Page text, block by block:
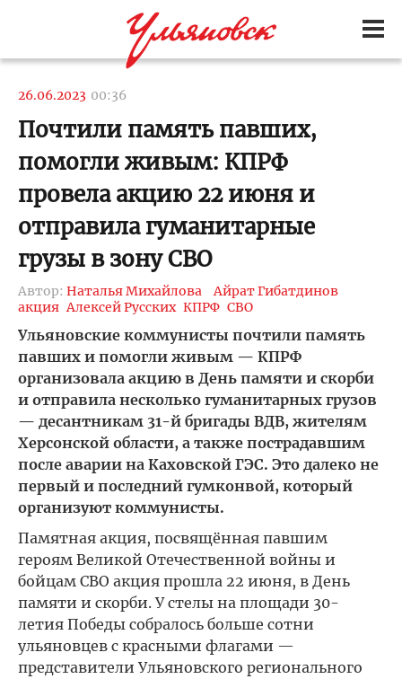
26.06.2023 00:36
Почтили память павших,
помогли живым: КПРФ
провела акцию 22 июня и
отправила гуманитарные
грузы в зону СВО
Автор: Наталья Михайлова
Айрат Гибатдинов
акция Алексей Русских КПРФ СВО
Ульяновские коммунисты почтили память
павших и помогли живым — КПРФ
организовала акцию в День памяти и скорби
и отправила несколько гуманитарных грузов
— десантникам 31-й бригады ВДВ, жителям
Херсонской области, а также пострадавшим
после аварии на Каховской ГЭС. Это далеко не
первый и последний гумконвой, который
организуют коммунисты.
Памятная акция, посвящённая павшим
героям Великой Отечественной войны и
бойцам СВО акция прошла 22 июня, в День
памяти и скорби. У стелы на площади 30-
летия Победы собралось больше сотни
ульяновцев с красными флагами —
представители Ульяновского регионального